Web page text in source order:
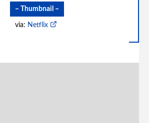
– Thumbnail –
via: Netflix